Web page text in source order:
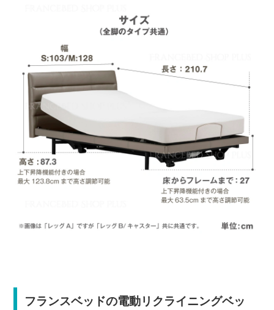
フランスベッドの電動リクライニングベッ